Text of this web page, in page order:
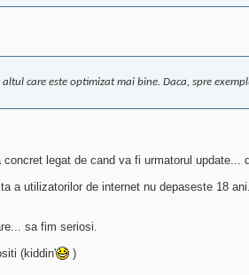
care este optimizat mai bine. Daca, spre
legat de cand va fi urmatorul
utilizatorilor de internet nu depaseste 18
sa fim seriosi.
(kiddin'
)